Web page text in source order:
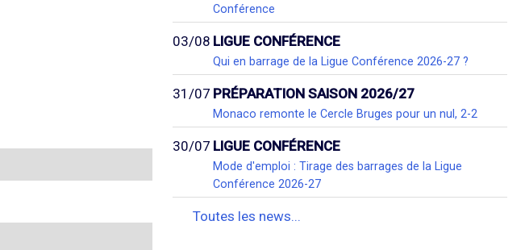
Conférence
03/08 LIGUE CONFÉRENCE
Qui en barrage de la Ligue Conférence 2026-27 ?
31/07 PRÉPARATION SAISON 2026/27
Monaco remonte le Cercle Bruges pour un nul, 2-2
30/07 LIGUE CONFÉRENCE
Mode d'emploi : Tirage des barrages de la Ligue
Conférence 2026-27
Toutes les news...